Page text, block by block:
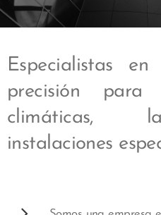
Especialistas
precisión para
climáticas,
instalaciones